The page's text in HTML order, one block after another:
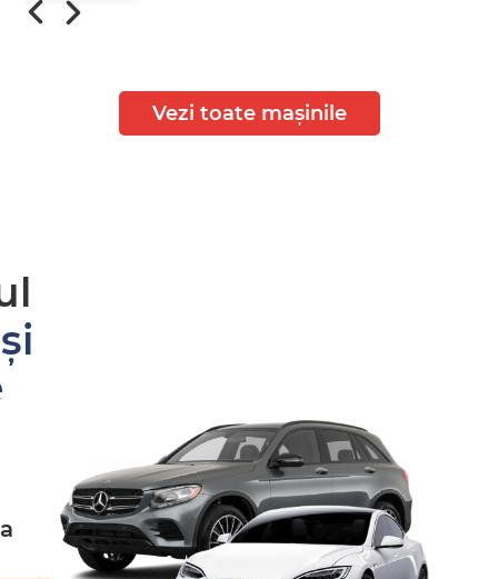
Vezi toate mașinile